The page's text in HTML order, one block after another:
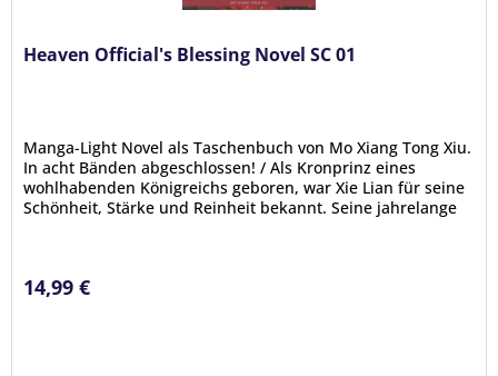
Heaven Official's Blessing Novel SC 01
Manga-Light Novel als Taschenbuch von Mo Xiang Tong Xiu.
In acht Bänden abgeschlossen! / Als Kronprinz eines
wohlhabenden Königreichs geboren, war Xie Lian für seine
Schönheit, Stärke und Reinheit bekannt. Seine jahrelange
14,99 €